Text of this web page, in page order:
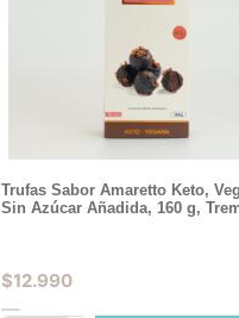
Trufas Sabor Amaretto Keto,
Sin Azúcar Añadida, 160 g,
$12.990